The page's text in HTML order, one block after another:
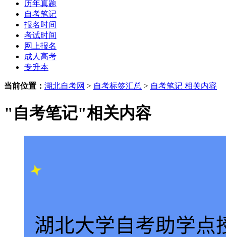
历年真题
自考笔记
报名时间
考试时间
网上报名
成人高考
专升本
当前位置： 湖北自考网 > 自考标签汇总 > 自考笔记 相关内容
"自考笔记"相关内容